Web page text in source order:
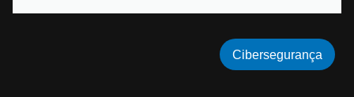
Cibersegurança